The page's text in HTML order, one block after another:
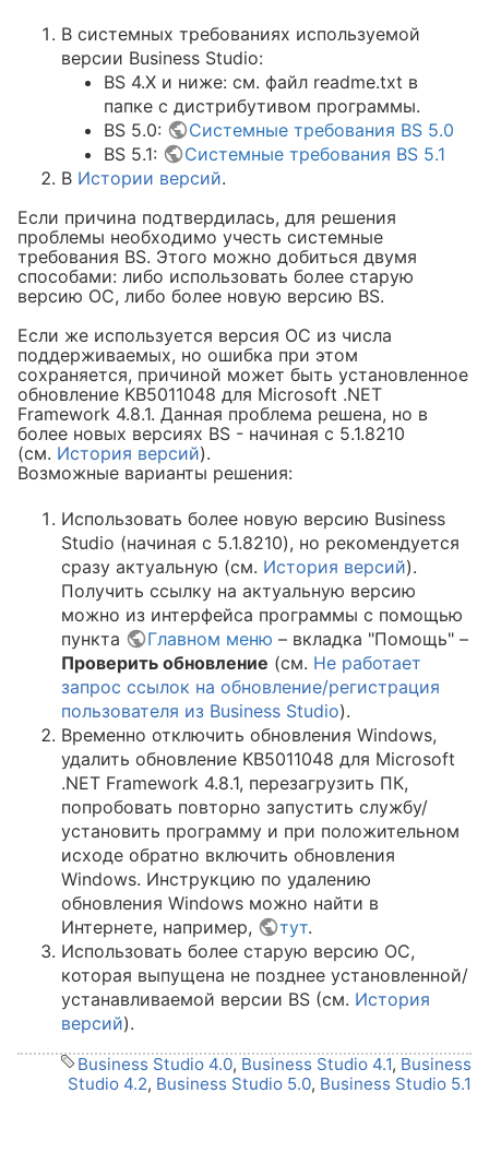
"Unable to
В cистемных требованиях используемой
версии Business Studio:
BS 4.X и ниже: см. файл readme.txt в
папке с дистрибутивом программы.
BS 5.0:
Системные требования BS 5.0
BS 5.1:
Системные требования BS 5.1
В Истории версий.
Если причина подтвердилась, для решения
проблемы необходимо учесть системные
требования BS. Этого можно добиться двумя
способами: либо использовать более старую
версию ОС, либо более новую версию BS.
Если же используется версия ОС из числа
поддерживаемых, но ошибка при этом
сохраняется, причиной может быть установленное
обновление KB5011048 для Microsoft .NET
Framework 4.8.1. Данная проблема решена, но в
более новых версиях BS - начиная с 5.1.8210
(см. История версий).
Возможные варианты решения:
Использовать более новую версию Business
Studio (начиная с 5.1.8210), но рекомендуется
сразу актуальную (см. История версий).
Получить ссылку на актуальную версию
можно из интерфейса программы с помощью
пункта
Главном меню – вкладка "Помощь" –
Проверить обновление (см. Не работает
запрос ссылок на обновление/регистрация
пользователя из Business Studio).
Временно отключить обновления Windows,
удалить обновление KB5011048 для Microsoft
.NET Framework 4.8.1, перезагрузить ПК,
попробовать повторно запустить службу/
установить программу и при положительном
исходе обратно включить обновления
Windows. Инструкцию по удалению
обновления Windows можно найти в
Интернете, например,
тут.
Использовать более старую версию ОС,
которая выпущена не позднее установленной/
устанавливаемой версии BS (см. История
версий).
Business Studio 4.0, Business Studio 4.1, Business
Studio 4.2, Business Studio 5.0, Business Studio 5.1